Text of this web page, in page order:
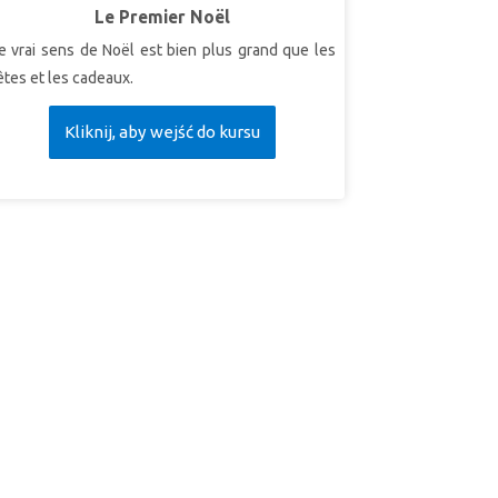
"Dieu vaincra ma faiblesse."
suis pas un homme qui ait la parole facile …
? Va donc! Je serai avec ta bouche et
Le Premier Noël
vrai sens de Noël est bien plus grand que les
et les cadeaux.
Kliknij, aby wejść do kursu